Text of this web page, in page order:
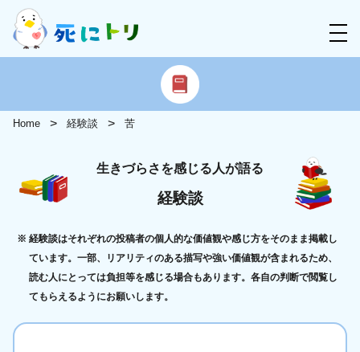
Home 経験談 苦
生きづらさを感じる人が語る
経験談
経験談はそれぞれの投稿者の個人的な価値観や感じ方をそのまま掲載し
ています。一部、リアリティのある描写や強い価値観が含まれるため、
読む人にとっては負担等を感じる場合もあります。各自の判断で閲覧し
てもらえるようにお願いします。